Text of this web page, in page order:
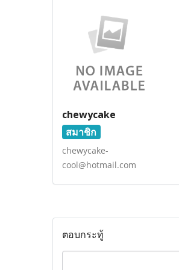
chewycake
สมาชิก
chewycake-
cool@hotmail.com
ตอบกระทู้